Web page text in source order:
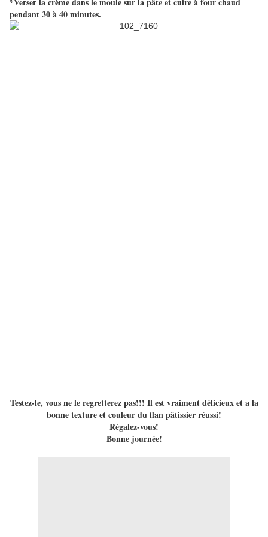
pendant 30 à 40 minutes.
Testez-le, vous ne le regretterez pas!!! Il est vraiment délicieux et a la
bonne texture et couleur du flan pâtissier réussi!
Régalez-vous!
Bonne journée!